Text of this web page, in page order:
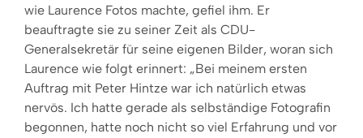
wie Laurence Fotos machte, gefiel ihm. Er
beauftragte sie zu seiner Zeit als CDU-
Generalsekretär für seine eigenen Bilder, woran sich
Laurence wie folgt erinnert: „Bei meinem ersten
Auftrag mit Peter Hintze war ich natürlich etwas
nervös. Ich hatte gerade als selbständige Fotografin
begonnen, hatte noch nicht so viel Erfahrung und vor